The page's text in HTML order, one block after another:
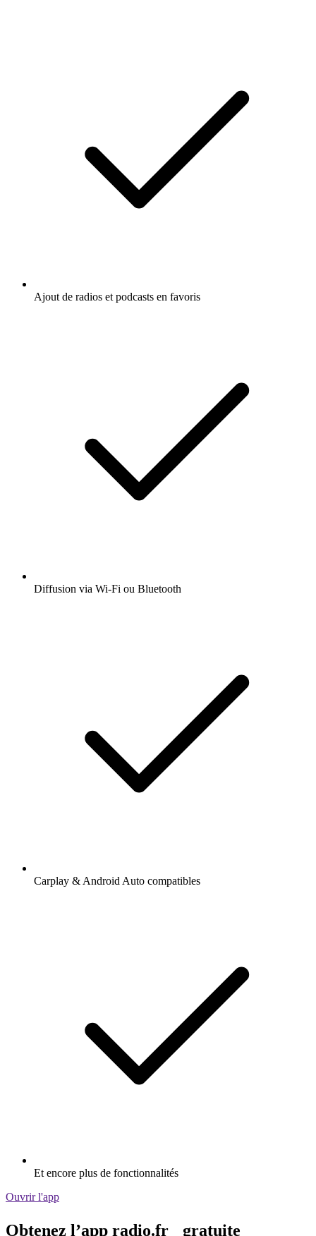
Ajout de radios et podcasts en favoris
Diffusion via Wi-Fi ou Bluetooth
Carplay & Android Auto compatibles
Et encore plus de fonctionnalités
Ouvrir l'app
Obtenez l’app radio.fr gratuite